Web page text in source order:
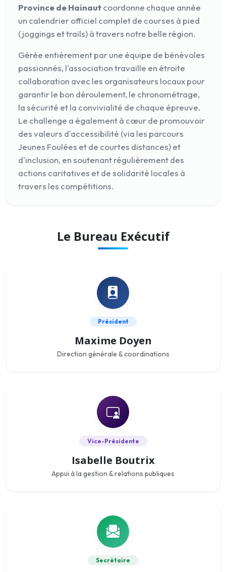
Province de Hainautcoordonne chaque année
un calendrier officiel complet de courses à pied
(joggings et trails) à travers notre belle région.
Gérée entièrement par une équipe de bénévoles
passionnés, l'association travaille en étroite
collaboration avec les organisateurs locaux pour
garantir le bon déroulement, le chronométrage,
la sécurité et la convivialité de chaque épreuve.
Le challenge a également à cœur de promouvoir
des valeurs d'accessibilité (via les parcours
Jeunes Foulées et de courtes distances) et
d'inclusion, en soutenant régulièrement des
actions caritatives et de solidarité locales à
travers les compétitions.
Le Bureau Exécutif
Président
Maxime Doyen
Direction générale & coordinations
Vice-Présidente
Isabelle Boutrix
Appui à la gestion & relations publiques
Secrétaire